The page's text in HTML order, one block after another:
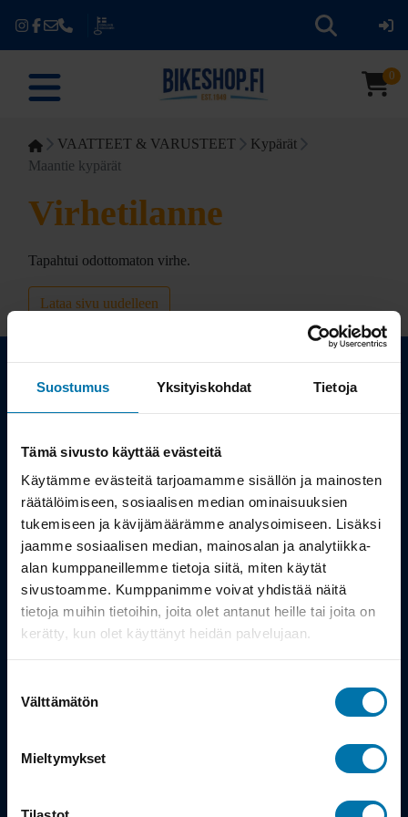
Suostumus Yksityiskohdat Tietoja
Tämä sivusto käyttää evästeitä
Käytämme evästeitä tarjoamamme sisällön ja mainosten
räätälöimiseen, sosiaalisen median ominaisuuksien
tukemiseen ja kävijämäärämme analysoimiseen. Lisäksi
jaamme sosiaalisen median, mainosalan ja analytiikka-
alan kumppaneillemme tietoja siitä, miten käytät
sivustoamme. Kumppanimme voivat yhdistää näitä
tietoja muihin tietoihin, joita olet antanut heille tai joita on
kerätty, kun olet käyttänyt heidän palvelujaan.
valinta
Välttämätön
Mieltymykset
0
VAATTEET & VARUSTEET
Kypärät
Maantie kypärät
Virhetilanne
Tapahtui odottomaton virhe.
Lataa sivu uudelleen
Tuotteet
Työsuhdepyörä
Info
Takuu ja palautukset